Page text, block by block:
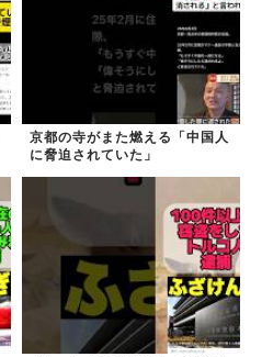
京都の寺がまた燃える「中国人
に脅迫されていた」